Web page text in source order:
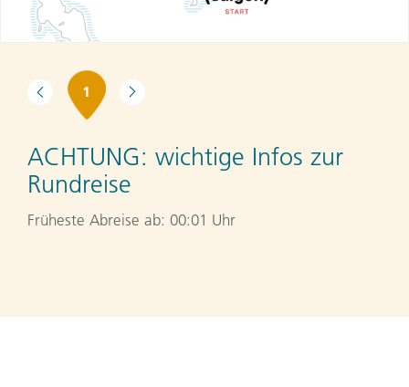
1
ACHTUNG: wichtige Infos zur
Rundreise
Früheste Abreise ab: 00:01 Uhr